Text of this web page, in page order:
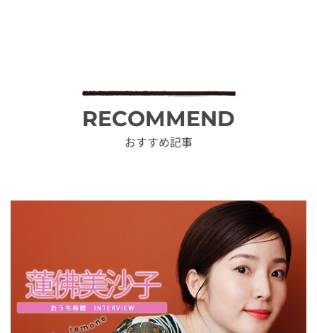
RECOMMEND
おすすめ記事